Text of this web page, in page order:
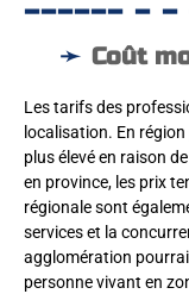
Coût
Les tarifs des
localisation. En
plus élevé en raison
en province, les prix
régionale sont
services et la
agglomération
personne vivant en